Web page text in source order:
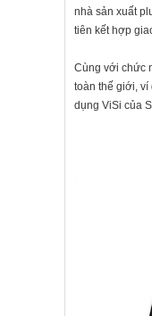
nhà sản xuất
tiên kết hợp
Cùng với chức
toàn thế giới,
dụng ViSi của